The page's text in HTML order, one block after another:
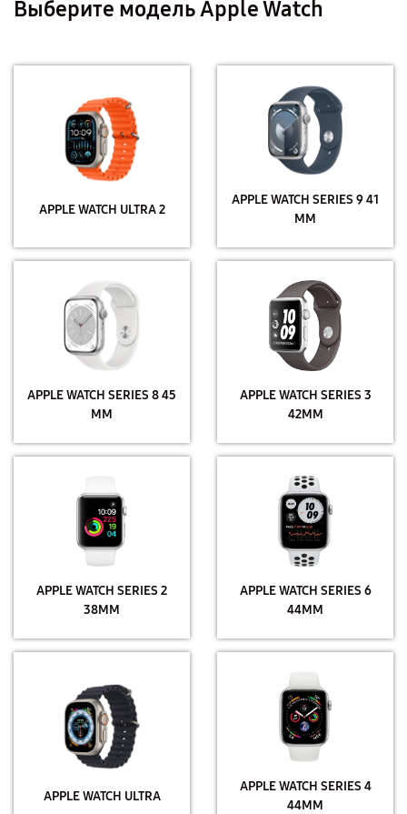
Выберите модель Apple Watch
APPLE WATCH ULTRA 2
APPLE WATCH SERIES 9 41
MM
APPLE WATCH SERIES 8 45
MM
APPLE WATCH SERIES 3
42MM
APPLE WATCH SERIES 2
38MM
APPLE WATCH SERIES 6
44MM
APPLE WATCH ULTRA
APPLE WATCH SERIES 4
44MM